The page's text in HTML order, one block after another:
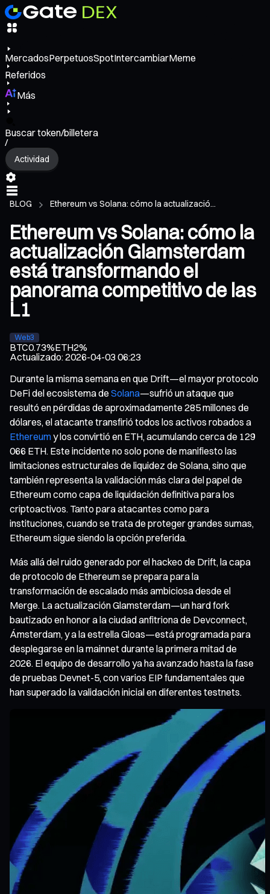
MercadosPerpetuosSpotIntercambiarMeme
Referidos
Más
Buscar token/billetera
/
Actividad
BLOG Ethereum vs Solana: cómo la actualizació...
Ethereum vs Solana: cómo la
actualización Glamsterdam
está transformando el
panorama competitivo de las
L1
Web3
BTC0.73%ETH2%
Actualizado:2026-04-03 06:23
Durante la misma semana en que Drift—el mayor protocolo
DeFi del ecosistema de Solana—sufrió un ataque que
resultó en pérdidas de aproximadamente 285 millones de
dólares, el atacante transfirió todos los activos robados a
Ethereumy los convirtió en ETH, acumulando cerca de 129
066 ETH. Este incidente no solo pone de manifiesto las
limitaciones estructurales de liquidez de Solana, sino que
también representa la validación más clara del papel de
Ethereum como capa de liquidación definitiva para los
criptoactivos. Tanto para atacantes como para
instituciones, cuando se trata de proteger grandes sumas,
Ethereum sigue siendo la opción preferida.
Más allá del ruido generado por el hackeo de Drift, la capa
de protocolo de Ethereum se prepara para la
transformación de escalado más ambiciosa desde el
Merge. La actualización Glamsterdam—un hard fork
bautizado en honor a la ciudad anfitriona de Devconnect,
Ámsterdam, y a la estrella Gloas—está programada para
desplegarse en la mainnet durante la primera mitad de
2026. El equipo de desarrollo ya ha avanzado hasta la fase
de pruebas Devnet-5, con varios EIP fundamentales que
han superado la validación inicial en diferentes testnets.